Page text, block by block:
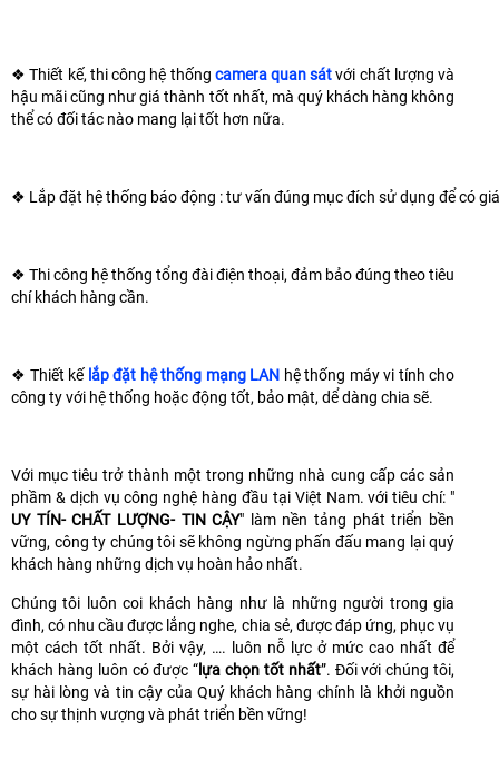
❖Thiết kế, thi công hệ thống camera quan sátvới chất lượng và
hậu mãi cũng như giá thành tốt nhất, mà quý khách hàng không
thể có đối tác nào mang lại tốt hơn nữa.
❖ Lắp đặt hệ thống báo động : tư vấn đúng mục đích sử dụng để có
❖ Thi công hệ thống tổng đài điện thoại, đảm bảo đúng theo tiêu
chí khách hàng cần.
❖ Thiết kế lắp đặt hệ thống mạng LAN hệ thống máy vi tính cho
công ty với hệ thống hoặc động tốt, bảo mật, dể dàng chia sẽ.
Với mục tiêu trở thành một trong những nhà cung cấp các sản
phầm & dịch vụ công nghệ hàng đầu tại Việt Nam. với tiêu chí: "
UY TÍN- CHẤT LƯỢNG- TIN CẬY" làm nền tảng phát triển bền
vững, công ty chúng tôi sẽ không ngừng phấn đấu mang lại quý
khách hàng những dịch vụ hoàn hảo nhất.
Chúng tôi luôn coi khách hàng như là những người trong gia
đình, có nhu cầu được lắng nghe, chia sẻ, được đáp ứng, phục vụ
một cách tốt nhất. Bởi vậy, …. luôn nỗ lực ở mức cao nhất để
khách hàng luôn có được “ lựa chọn tốt nhất”. Đối với chúng tôi,
sự hài lòng và tin cậy của Quý khách hàng chính là khởi nguồn
cho sự thịnh vượng và phát triển bền vững!